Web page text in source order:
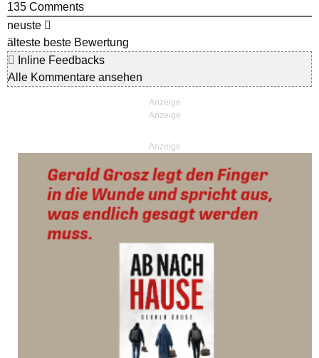
135 Comments
neuste
älteste beste Bewertung
Inline Feedbacks
Alle Kommentare ansehen
Anzeige